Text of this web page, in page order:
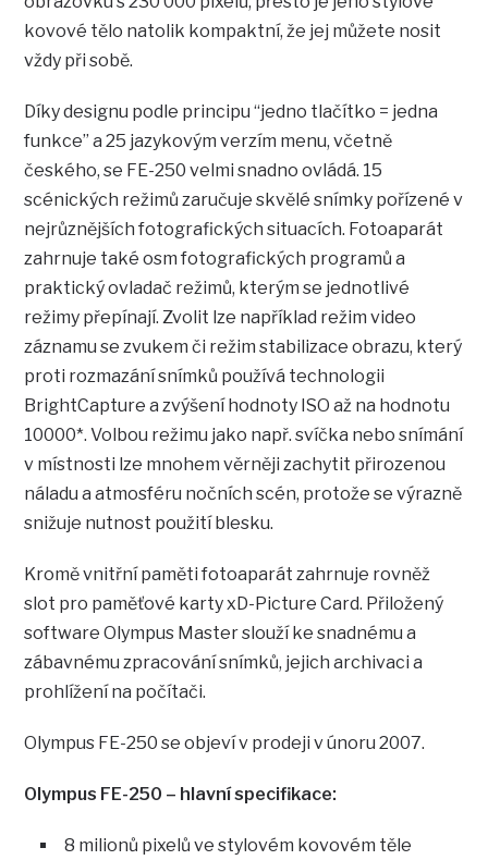
kovové tělo natolik kompaktní, že jej můžete nosit
vždy při sobě.
Díky designu podle principu “jedno tlačítko = jedna
funkce” a 25 jazykovým verzím menu, včetně
českého, se FE-250 velmi snadno ovládá. 15
scénických režimů zaručuje skvělé snímky pořízené v
nejrůznějších fotografických situacích. Fotoaparát
zahrnuje také osm fotografických programů a
praktický ovladač režimů, kterým se jednotlivé
režimy přepínají. Zvolit lze například režim video
záznamu se zvukem či režim stabilizace obrazu, který
proti rozmazání snímků používá technologii
BrightCapture a zvýšení hodnoty ISO až na hodnotu
10000*. Volbou režimu jako např. svíčka nebo snímání
v místnosti lze mnohem věrněji zachytit přirozenou
náladu a atmosféru nočních scén, protože se výrazně
snižuje nutnost použití blesku.
Kromě vnitřní paměti fotoaparát zahrnuje rovněž
slot pro paměťové karty xD-Picture Card. Přiložený
software Olympus Master slouží ke snadnému a
zábavnému zpracování snímků, jejich archivaci a
prohlížení na počítači.
Olympus FE-250 se objeví v prodeji v únoru 2007.
Olympus FE-250 – hlavní specifikace:
8 milionů pixelů ve stylovém kovovém těle